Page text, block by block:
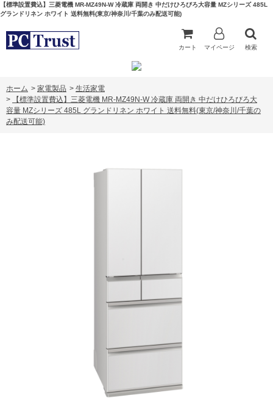
【標準設置費込】三菱電機 MR-MZ49N-W 冷蔵庫 両開き 中だけひろびろ大容量 MZシリーズ 485L
グランドリネン ホワイト 送料無料(東京/神奈川/千葉のみ配送可能)
カート マイページ 検索
ホーム > 家電製品 > 生活家電
>
【標準設置費込】三菱電機 MR-MZ49N-W 冷蔵庫 両開き 中だけひろびろ大
容量 MZシリーズ 485L グランドリネン ホワイト 送料無料(東京/神奈川/千葉の
み配送可能)